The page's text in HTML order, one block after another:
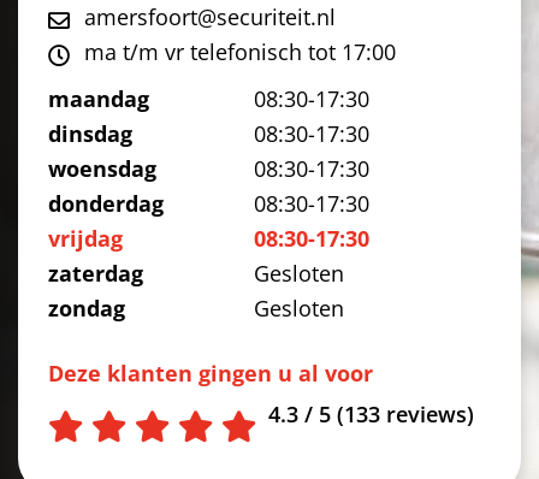
amersfoort@securiteit.nl
ma t/m vr telefonisch tot 17:00
maandag
08:30-17:30
dinsdag
08:30-17:30
woensdag
08:30-17:30
donderdag
08:30-17:30
vrijdag
08:30-17:30
zaterdag
Gesloten
zondag
Gesloten
Deze klanten gingen u al voor
4.3 / 5 (133 reviews)